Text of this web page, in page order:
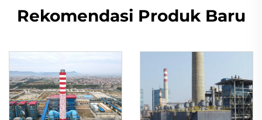
Rekomendasi Produk Baru